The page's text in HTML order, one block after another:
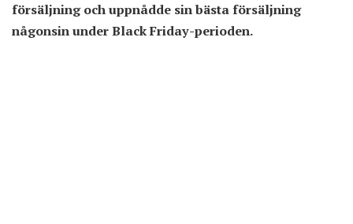
försäljning och uppnådde sin bästa försäljning
någonsin under Black Friday-perioden.